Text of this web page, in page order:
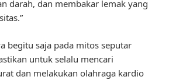
darah, dan membakar lemak yang
begitu saja pada mitos seputar
untuk selalu mencari
dan melakukan olahraga kardio